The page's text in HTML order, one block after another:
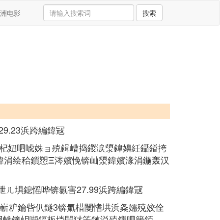
电影 搜索
浜跨編鍏冦
妞呬唬姝ョ殑鍓嶆捣鍐涙澃鍏嬶紝鑷鎰挎
绘秴鎻愬Ξ涔嬪悗锛屾澃鍏嬪湪涓鍦轰汉
ㄦ埧鎴愮哗锛氱害27.99浜跨編鍏冦
粐鑰呰仈鐩3锛氭棤闄愭垬浜夈嬬殑姣佺